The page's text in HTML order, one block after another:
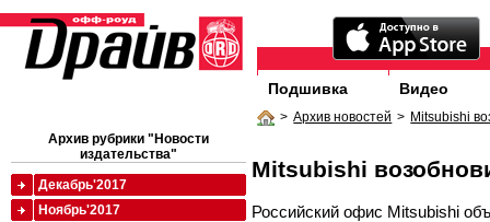
Подшивка Видео
> Архив новостей > Mitsubishi
Mitsubishi
Российский офис Mitsubishi
Архив рубрики "Новости
издательства"
Декабрь'2017
Ноябрь'2017